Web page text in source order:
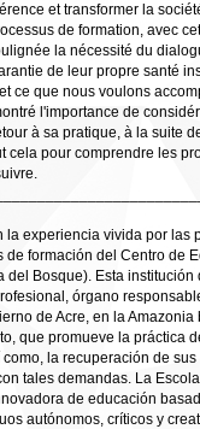
et transformer la
de formation, avec
la nécessité du
de leur propre santé
ce que nous voulons
l'importance de
à sa pratique, à la suite
cela pour comprendre les
la experiencia vivida por las
de formación del Centro de
del Bosque). Esta
órgano
de Acre, en la
que promueve la práctica
la recuperación de
tales demandas. La
de educación
autónomos, críticos y